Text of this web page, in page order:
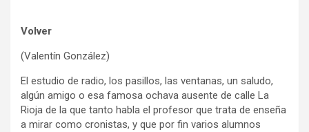
Volver
(Valentín González)
El estudio de radio, los pasillos, las ventanas, un saludo,
algún amigo o esa famosa ochava ausente de calle La
Rioja de la que tanto habla el profesor que trata de enseña
a mirar como cronistas, y que por fin varios alumnos